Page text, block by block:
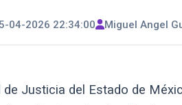
04-2026 22:34:00 Miguel Angel
de Justicia del Estado de